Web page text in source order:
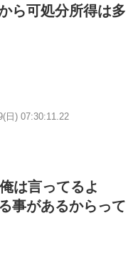
ら可処分所得は多
日) 07:30:11.22
は言ってるよ
事があるからって